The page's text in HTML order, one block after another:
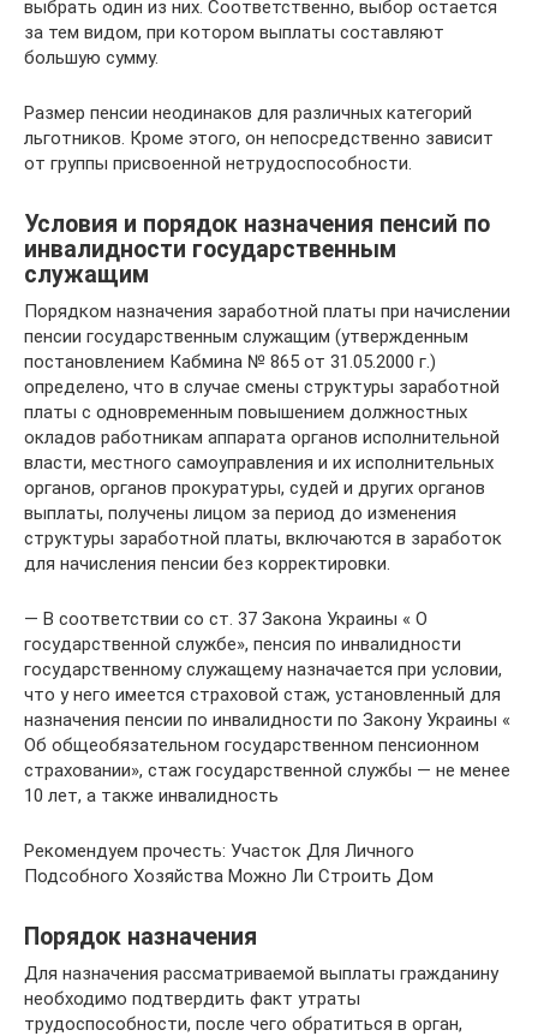
выбрать один из них. Соответственно, выбор остается
за тем видом, при котором выплаты составляют
большую сумму.
Размер пенсии неодинаков для различных категорий
льготников. Кроме этого, он непосредственно зависит
от группы присвоенной нетрудоспособности.
Условия и порядок назначения пенсий по
инвалидности государственным
служащим
Порядком назначения заработной платы при начислении
пенсии государственным служащим (утвержденным
постановлением Кабмина № 865 от 31.05.2000 г.)
определено, что в случае смены структуры заработной
платы с одновременным повышением должностных
окладов работникам аппарата органов исполнительной
власти, местного самоуправления и их исполнительных
органов, органов прокуратуры, судей и других органов
выплаты, получены лицом за период до изменения
структуры заработной платы, включаются в заработок
для начисления пенсии без корректировки.
— В соответствии со ст. 37 Закона Украины « О
государственной службе», пенсия по инвалидности
государственному служащему назначается при условии,
что у него имеется страховой стаж, установленный для
назначения пенсии по инвалидности по Закону Украины «
Об общеобязательном государственном пенсионном
страховании», стаж государственной службы — не менее
10 лет, а также инвалидность
Рекомендуем прочесть: Участок Для Личного
Подсобного Хозяйства Можно Ли Строить Дом
Порядок назначения
Для назначения рассматриваемой выплаты гражданину
необходимо подтвердить факт утраты
трудоспособности, после чего обратиться в орган,